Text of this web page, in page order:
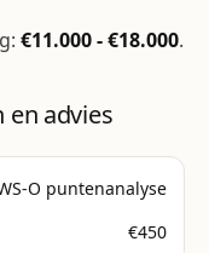
€11.000 - €18.000.
advies
O puntenanalyse
€450